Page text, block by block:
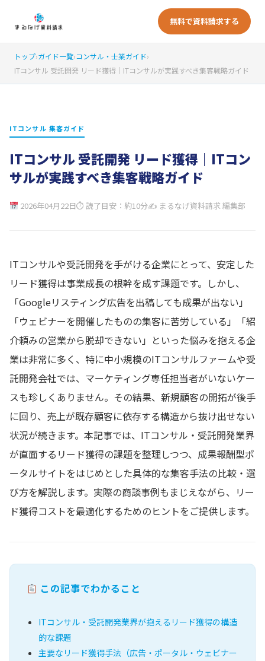
無料で資料請求する
トップ›ガイド一覧›コンサル・士業ガイド›
ITコンサル 受託開発 リード獲得｜ITコンサルが実践すべき集客戦略ガイド
ITコンサル 集客ガイド
ITコンサル 受託開発 リード獲得｜ITコン
サルが実践すべき集客戦略ガイド
2026年04月22日⏱ 読了目安：約10分✍ まるなげ資料請求 編集部
ITコンサルや受託開発を手がける企業にとって、安定した
リード獲得は事業成長の根幹を成す課題です。しかし、
「Googleリスティング広告を出稿しても成果が出ない」
「ウェビナーを開催したものの集客に苦労している」「紹
介頼みの営業から脱却できない」といった悩みを抱える企
業は非常に多く、特に中小規模のITコンサルファームや受
託開発会社では、マーケティング専任担当者がいないケー
スも珍しくありません。その結果、新規顧客の開拓が後手
に回り、売上が既存顧客に依存する構造から抜け出せない
状況が続きます。本記事では、ITコンサル・受託開発業界
が直面するリード獲得の課題を整理しつつ、成果報酬型ポ
ータルサイトをはじめとした具体的な集客手法の比較・選
び方を解説します。実際の商談事例もまじえながら、リー
ド獲得コストを最適化するためのヒントをご提供します。
この記事でわかること
ITコンサル・受託開発業界が抱えるリード獲得の構造
的な課題
主要なリード獲得手法（広告・ポータル・ウェビナー